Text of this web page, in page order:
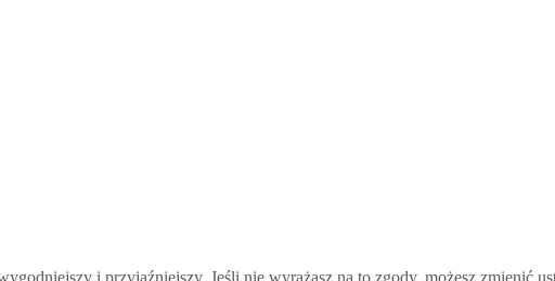
i przyjaźniejszy. Jeśli nie wyrażasz na to zgody, możesz zmienić